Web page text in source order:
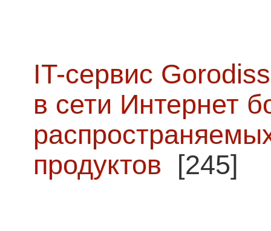
IT-сервис
в сети Интернет
продуктов [245]